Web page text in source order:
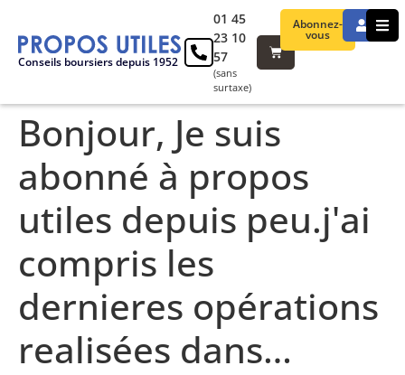
Conseils boursiers depuis 1952
Abonnez-
vous
01 45
23 10
57
(sans
surtaxe)
Bonjour, Je suis
abonné à propos
utiles depuis peu.j'ai
compris les
dernieres opérations
realisées dans…